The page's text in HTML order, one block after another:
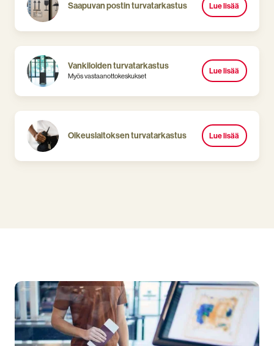
Saapuvan postin turvatarkastus Lue lisää
Vankiloiden turvatarkastus
Myös vastaanottokeskukset
Lue lisää
Oikeuslaitoksen turvatarkastus Lue lisää